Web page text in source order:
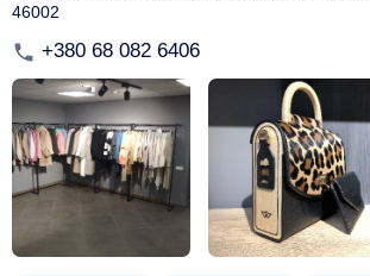
46002
+380 68 082 6406